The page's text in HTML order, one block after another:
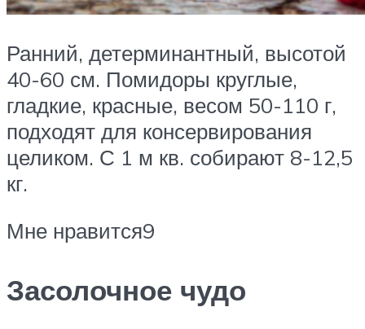
Ранний, детерминантный, высотой
40-60 см. Помидоры круглые,
гладкие, красные, весом 50-110 г,
подходят для консервирования
целиком. С 1 м кв. собирают 8-12,5
кг.
Мне нравится9
Засолочное чудо